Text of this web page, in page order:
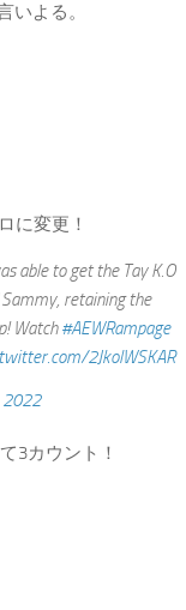
いよる。
に変更！
able to get the Tay K.O
retaining the
Watch#AEWRampage
2JkolWSKAR
2022
3カウント！